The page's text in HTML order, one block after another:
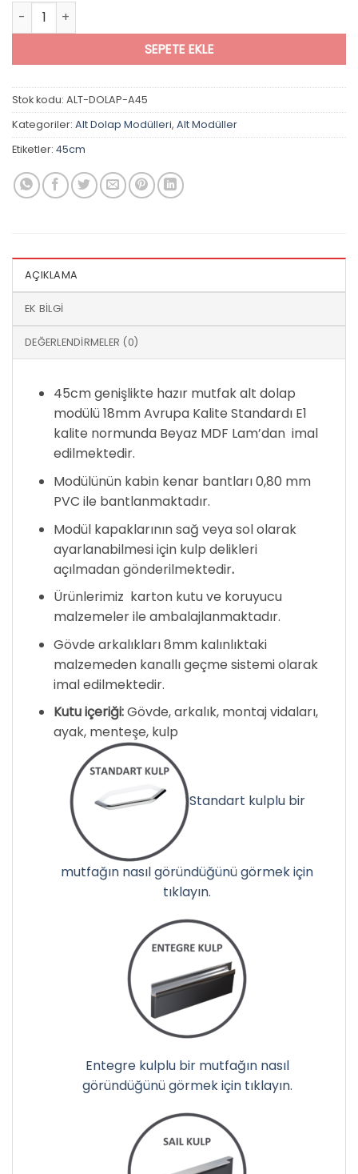
45cm Hazır Mutfak Alt Dolabı adet
SEPETE EKLE
Stok kodu: ALT-DOLAP-A45
Kategoriler: Alt Dolap Modülleri, Alt Modüller
Etiketler: 45cm
AÇIKLAMA
EK BILGI
DEĞERLENDIRMELER (0)
45cm genişlikte hazır mutfak alt dolap
modülü 18mm Avrupa Kalite Standardı E1
kalite normunda Beyaz MDF Lam’dan imal
edilmektedir.
Modülünün kabin kenar bantları 0,80 mm
PVC ile bantlanmaktadır.
Modül kapaklarının sağ veya sol olarak
ayarlanabilmesi için kulp delikleri
açılmadan gönderilmektedir.
Ürünlerimiz karton kutu ve koruyucu
malzemeler ile ambalajlanmaktadır.
Gövde arkalıkları 8mm kalınlıktaki
malzemeden kanallı geçme sistemi olarak
imal edilmektedir.
Kutu içeriği:Gövde, arkalık, montaj vidaları,
ayak, menteşe, kulp
Standart kulplu bir
mutfağın nasıl göründüğünü görmek için
tıklayın.
Entegre kulplu bir mutfağın nasıl
göründüğünü görmek için tıklayın.